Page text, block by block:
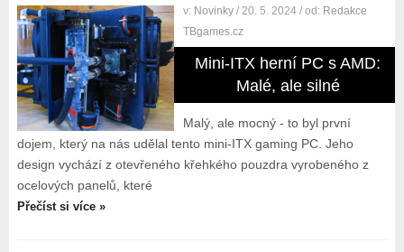
v: Novinky / 20. 5. 2024 / od: Redakce
TBgames.cz
Mini-ITX herní PC s AMD:
Malé, ale silné
Malý, ale mocný - to byl první
dojem, který na nás udělal tento mini-ITX gaming PC. Jeho
design vychází z otevřeného křehkého pouzdra vyrobeného z
ocelových panelů, které
Přečíst si více »